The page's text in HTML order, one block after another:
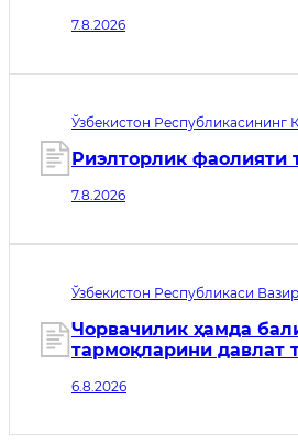
7.8.2026
Ўзбекистон Республикасининг
08.11.2026
Риэлторлик фаолияти
7.8.2026
Ўзбекистон Республикаси
кириш санаси 07.08.2026
Чорвачилик ҳамда
тармоқларини давлат
тадбирлари тўғрисида
6.8.2026